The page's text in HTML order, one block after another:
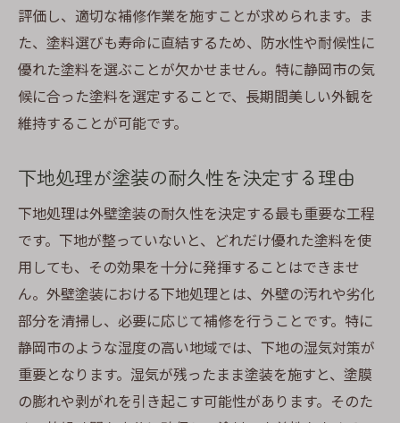
評価し、適切な補修作業を施すことが求められます。ま
た、塗料選びも寿命に直結するため、防水性や耐候性に
優れた塗料を選ぶことが欠かせません。特に静岡市の気
候に合った塗料を選定することで、長期間美しい外観を
維持することが可能です。
下地処理が塗装の耐久性を決定する理由
下地処理は外壁塗装の耐久性を決定する最も重要な工程
です。下地が整っていないと、どれだけ優れた塗料を使
用しても、その効果を十分に発揮することはできませ
ん。外壁塗装における下地処理とは、外壁の汚れや劣化
部分を清掃し、必要に応じて補修を行うことです。特に
静岡市のような湿度の高い地域では、下地の湿気対策が
重要となります。湿気が残ったまま塗装を施すと、塗膜
の膨れや剥がれを引き起こす可能性があります。そのた